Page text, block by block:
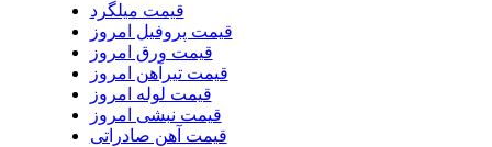
قیمت میلگرد
قیمت پروفیل امروز
قیمت ورق امروز
قیمت تیرآهن امروز
قیمت لوله امروز
قیمت نبشی امروز
قیمت آهن صادراتی